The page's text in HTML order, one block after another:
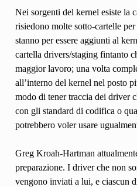
Nei sorgenti del kernel esiste la
risiedono molte sotto-cartelle
stanno per essere aggiunti al
cartella drivers/staging fintanto
maggior lavoro; una volta
all’interno del kernel nel posto
modo di tener traccia dei driver
con gli standard di codifica o
potrebbero voler usare
Greg Kroah-Hartman
preparazione. I driver che non
vengono inviati a lui, e ciascun